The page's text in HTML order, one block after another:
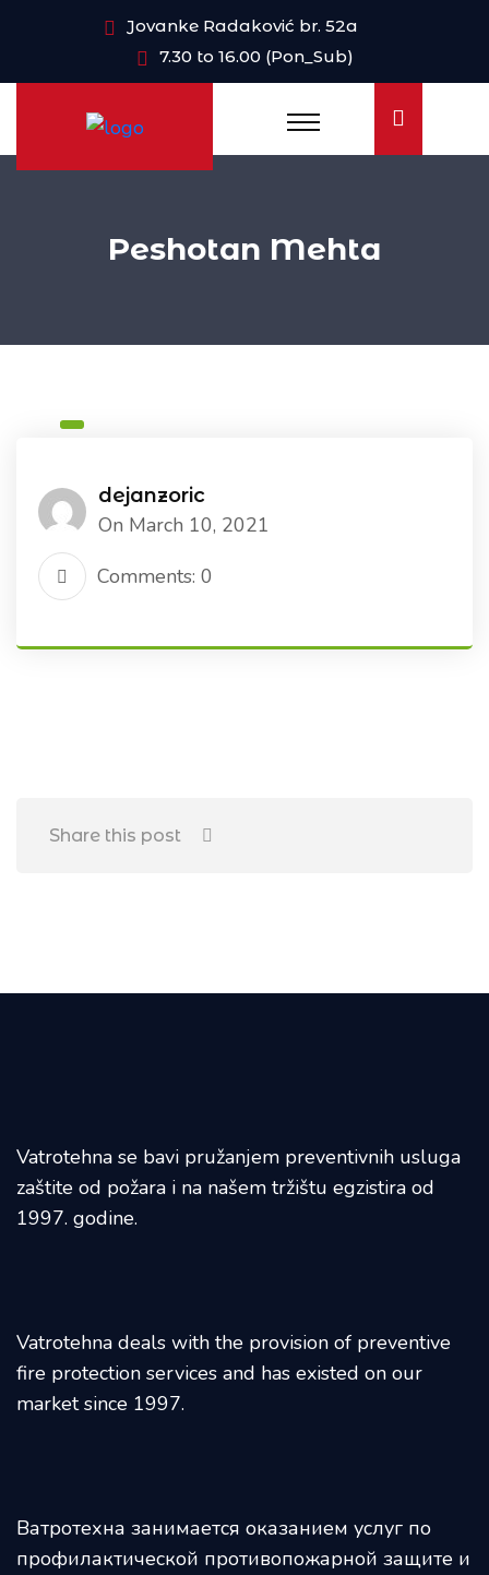
Jovanke Radaković br. 52a
7.30 to 16.00 (Pon_Sub)
Peshotan Mehta
dejanzoric
On March 10, 2021
Comments: 0
Share this post
Vatrotehna se bavi pružanjem preventivnih usluga
zaštite od požara i na našem tržištu egzistira od
1997. godine.
Vatrotehna deals with the provision of preventive
fire protection services and has existed on our
market since 1997.
Ватротехна занимается оказанием услуг по
профилактической противопожарной защите и